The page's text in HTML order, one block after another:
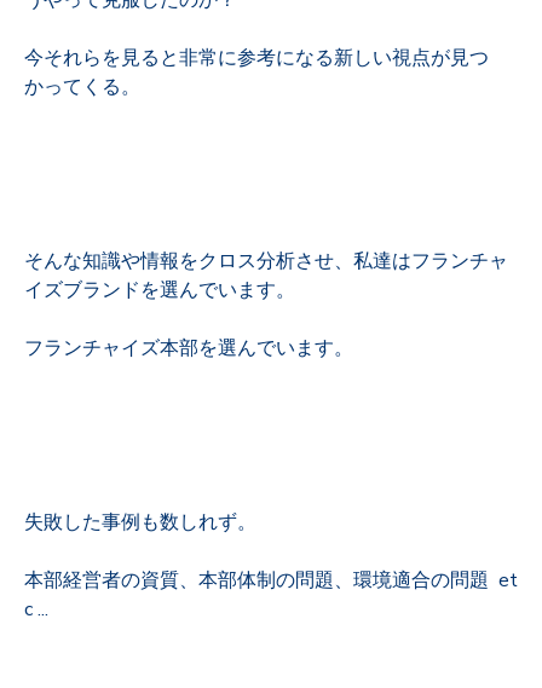
今それらを見ると非常に参考になる新しい視点が見つ
かってくる。
そんな知識や情報をクロス分析させ、私達はフランチャ
イズブランドを選んでいます。
フランチャイズ本部を選んでいます。
失敗した事例も数しれず。
本部経営者の資質、本部体制の問題、環境適合の問題 et
c ...